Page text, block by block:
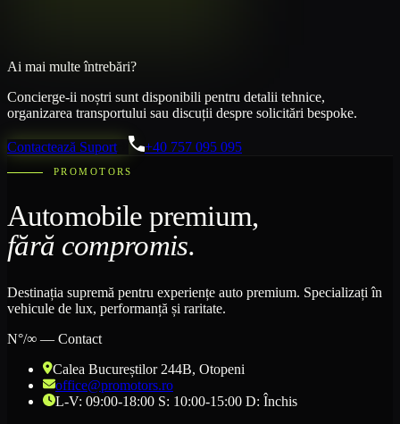
Ai mai multe întrebări?
Concierge-ii noștri sunt disponibili pentru detalii tehnice,
organizarea transportului sau discuții despre solicitări bespoke.
Contactează Suport +40 757 095 095
PROMOTORS
Automobile premium,
fără compromis.
Destinația supremă pentru experiențe auto premium. Specializați în
vehicule de lux, performanță și raritate.
N°/∞ — Contact
Calea Bucureștilor 244B, Otopeni
office@promotors.ro
L-V: 09:00-18:00 S: 10:00-15:00 D: Închis